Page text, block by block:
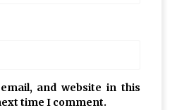
and website in this
time I comment.